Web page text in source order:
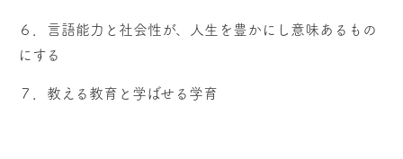
６．言語能力と社会性が、人生を豊かにし意味あるもの
にする
７．教える教育と学ばせる学育